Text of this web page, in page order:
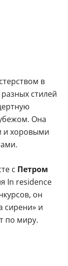
в
стилей
Она
и хоровыми
с Петром
In residence
он
сирени» и
по миру.